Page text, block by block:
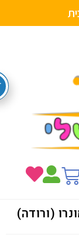
(ורודה)